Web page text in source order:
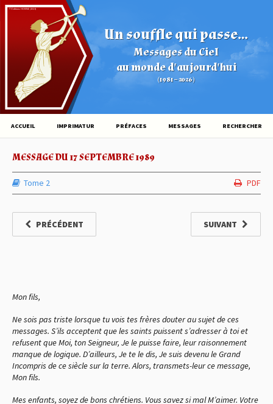
Un souffle qui passe...
Messages du Ciel
au monde d'aujourd'hui
(1981 – 2026)
© Éditions HOVINE (2026)
ACCUEIL IMPRIMATUR PRÉFACES MESSAGES RECHERCHER
MESSAGE DU 17 SEPTEMBRE 1989
Tome 2 PDF
PRÉCÉDENT SUIVANT
Mon fils,
Ne sois pas triste lorsque tu vois tes frères douter au sujet de ces
messages. S’ils acceptent que les saints puissent s’adresser à toi et
refusent que Moi, ton Seigneur, Je le puisse faire, leur raisonnement
manque de logique. D’ailleurs, Je te le dis, Je suis devenu le Grand
Incompris de ce siècle sur la terre. Alors, transmets-leur ce message,
Mon fils.
Mes enfants, soyez de bons chrétiens. Vous savez si mal M’aimer. Votre